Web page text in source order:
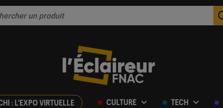
: L'EXPO VIRTUELLE CULTURE TECH